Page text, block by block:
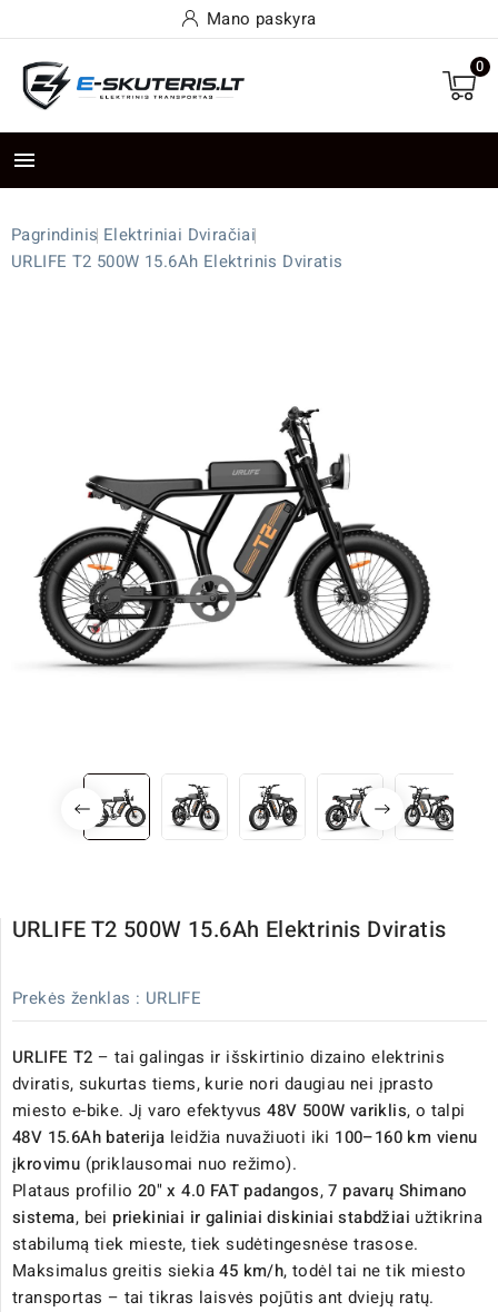
Mano paskyra
0

Pagrindinis Elektriniai Dviračiai
URLIFE T2 500W 15.6Ah Elektrinis Dviratis
URLIFE T2 500W 15.6Ah Elektrinis Dviratis
Prekės ženklas : URLIFE
URLIFE T2 – tai galingas ir išskirtinio dizaino elektrinis
dviratis, sukurtas tiems, kurie nori daugiau nei įprasto
miesto e-bike. Jį varo efektyvus48V 500W variklis, o talpi
48V 15.6Ah baterija leidžia nuvažiuoti iki 100–160 km vienu
įkrovimu (priklausomai nuo režimo).
Plataus profilio 20" x 4.0 FAT padangos,7 pavarų Shimano
sistema, bei priekiniai ir galiniai diskiniai stabdžiai užtikrina
stabilumą tiek mieste, tiek sudėtingesnėse trasose.
Maksimalus greitis siekia45 km/h, todėl tai ne tik miesto
transportas – tai tikras laisvės pojūtis ant dviejų ratų.